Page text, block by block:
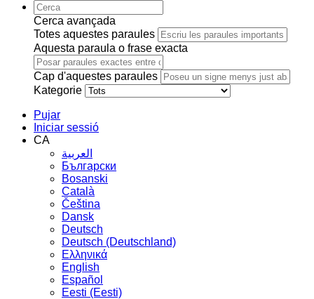
Cerca avançada
Totes aquestes paraules
Aquesta paraula o frase exacta
Cap d'aquestes paraules
Kategorie
Pujar
Iniciar sessió
CA
العربية
Български
Bosanski
Сatalà
Čeština
Dansk
Deutsch
Deutsch (Deutschland)
Ελληνικά
English
Español
Eesti (Eesti)